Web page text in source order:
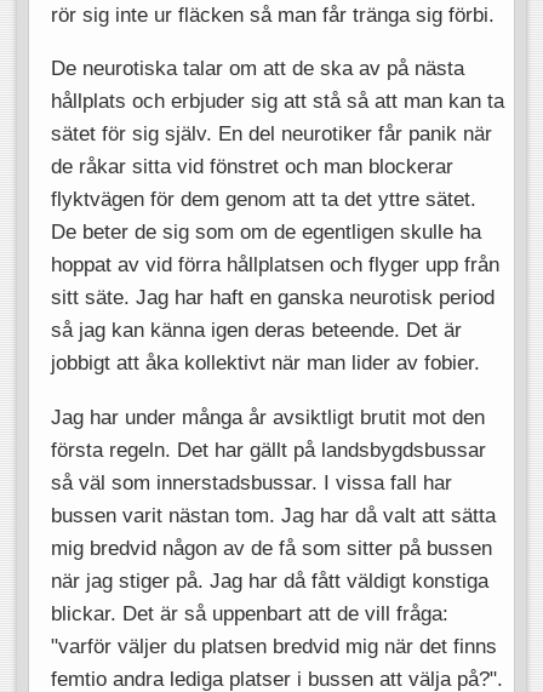
rör sig inte ur fläcken så man får tränga sig förbi.
De neurotiska talar om att de ska av på nästa
hållplats och erbjuder sig att stå så att man kan ta
sätet för sig själv. En del neurotiker får panik när
de råkar sitta vid fönstret och man blockerar
flyktvägen för dem genom att ta det yttre sätet.
De beter de sig som om de egentligen skulle ha
hoppat av vid förra hållplatsen och flyger upp från
sitt säte. Jag har haft en ganska neurotisk period
så jag kan känna igen deras beteende. Det är
jobbigt att åka kollektivt när man lider av fobier.
Jag har under många år avsiktligt brutit mot den
första regeln. Det har gällt på landsbygdsbussar
så väl som innerstadsbussar. I vissa fall har
bussen varit nästan tom. Jag har då valt att sätta
mig bredvid någon av de få som sitter på bussen
när jag stiger på. Jag har då fått väldigt konstiga
blickar. Det är så uppenbart att de vill fråga:
"varför väljer du platsen bredvid mig när det finns
femtio andra lediga platser i bussen att välja på?".